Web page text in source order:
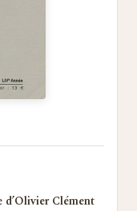
d’Olivier Clément